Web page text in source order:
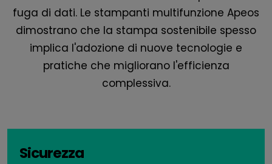
fuga di dati. Le stampanti multifunzione Apeos
dimostrano che la stampa sostenibile spesso
implica l'adozione di nuove tecnologie e
pratiche che migliorano l'efficienza
complessiva.
Sicurezza